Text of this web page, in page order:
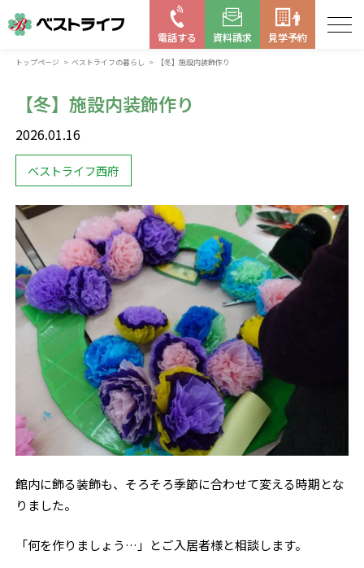
電話する 資料請求 見学予約
お近くの施設を探す
トップページ ベストライフの暮らし 【冬】施設内装飾作り
【冬】施設内装飾作り
2026.01.16
ベストライフ西府
館内に飾る装飾も、そろそろ季節に合わせて変える時期とな
りました。
「何を作りましょう…」とご入居者様と相談します。